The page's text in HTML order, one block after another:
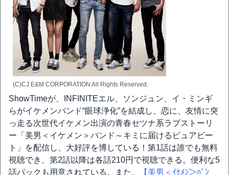
(C)CJ E&M CORPORATION All Rights Reserved.
ShowTimeが、INFINITEエル、ソンジュン、イ・ミンギ
らがイケメンバンド“眼球浄化”を結成し、恋に、友情に突
っ走る次世代イケメン出演の青春セツナ系ラブストーリ
ー「美男＜イケメン＞バンド～キミに届けるピュアビー
ト」を配信し、大好評を博している！第1話は誰でも無料
視聴でき、第2話以降は各話210円で視聴できる。便利な5
話パックも用意されている。また、
【美男＜ｲｹﾒﾝ＞ﾊﾞﾝ